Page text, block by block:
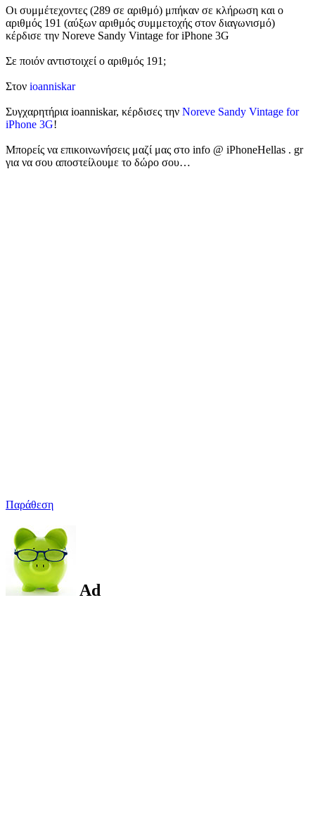
Οι συμμέτεχοντες (289 σε αριθμό) μπήκαν σε κλήρωση και ο
αριθμός 191 (αύξων αριθμός συμμετοχής στον διαγωνισμό)
κέρδισε την Noreve Sandy Vintage for iPhone 3G
Σε ποιόν αντιστοιχεί ο αριθμός 191;
Στον ioanniskar
Συγχαρητήρια ioanniskar, κέρδισες την Noreve Sandy Vintage for
iPhone 3G!
Μπορείς να επικοινωνήσεις μαζί μας στο info @ iPhoneHellas . gr
για να σου αποστείλουμε το δώρο σου…
Παράθεση
Ad